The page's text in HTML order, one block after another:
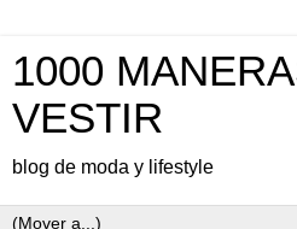
1000
VESTIR
blog de moda y lifestyle